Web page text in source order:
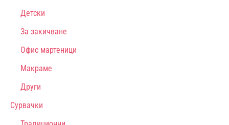
Детски
За закичване
Офис мартеници
Макраме
Други
Сурвачки